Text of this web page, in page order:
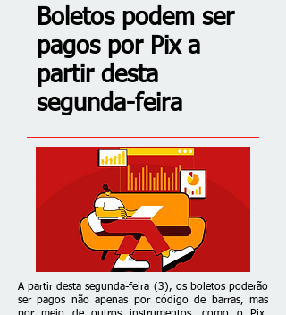
Boletos podem ser
pagos por Pix a
partir desta
segunda-feira
A partir desta segunda-feira (3), os boletos poderão
ser pagos não apenas por código de barras, mas